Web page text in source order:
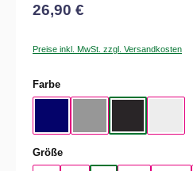
26,90 €
Preise inkl. MwSt. zzgl. Versandkosten
Farbeauswählen
Größeauswählen